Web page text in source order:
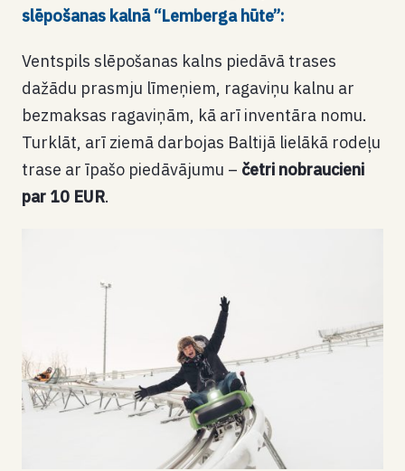
slēpošanas kalnā “Lemberga hūte”:
Ventspils slēpošanas kalns piedāvā trases
dažādu prasmju līmeņiem, ragaviņu kalnu ar
bezmaksas ragaviņām, kā arī inventāra nomu.
Turklāt, arī ziemā darbojas Baltijā lielākā rodeļu
trase ar īpašo piedāvājumu – četri nobraucieni
par 10 EUR.